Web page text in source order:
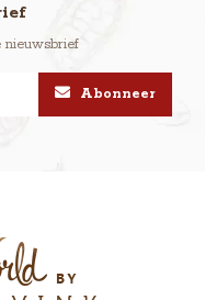
nieuwsbrief
Abonneer